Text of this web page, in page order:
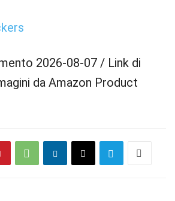
2026-08-07 / Link di
da Amazon Product